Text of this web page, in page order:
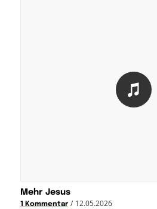
Mehr Jesus
1 Kommentar / 12.05.2026